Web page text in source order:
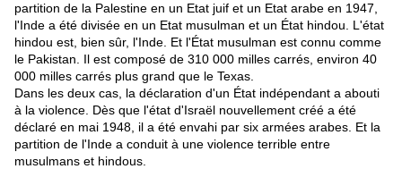
partition de la Palestine en un Etat juif et un Etat arabe en 1947,
l'Inde a été divisée en un Etat musulman et un État hindou. L'état
hindou est, bien sûr, l'Inde. Et l'État musulman est connu comme
le Pakistan. Il est composé de 310 000 milles carrés, environ 40
000 milles carrés plus grand que le Texas.
Dans les deux cas, la déclaration d'un État indépendant a abouti
à la violence. Dès que l'état d'Israël nouvellement créé a été
déclaré en mai 1948, il a été envahi par six armées arabes. Et la
partition de l'Inde a conduit à une violence terrible entre
musulmans et hindous.